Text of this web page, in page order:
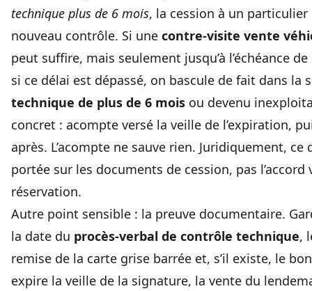
technique plus de 6 mois, la cession à un
nouveau contrôle. Si une contre-visite vente
peut suffire, mais seulement jusqu’à l’échéance
si ce délai est dépassé, on bascule de fait dans la
technique de plus de 6 mois ou devenu
concret : acompte versé la veille de l’expiration,
après. L’acompte ne sauve rien. Juridiquement,
portée sur les documents de cession, pas
réservation.
Autre point sensible : la preuve documentaire.
la date du procès-verbal de contrôle technique,
remise de la carte grise barrée et, s’il existe, le
expire la veille de la signature, la vente du